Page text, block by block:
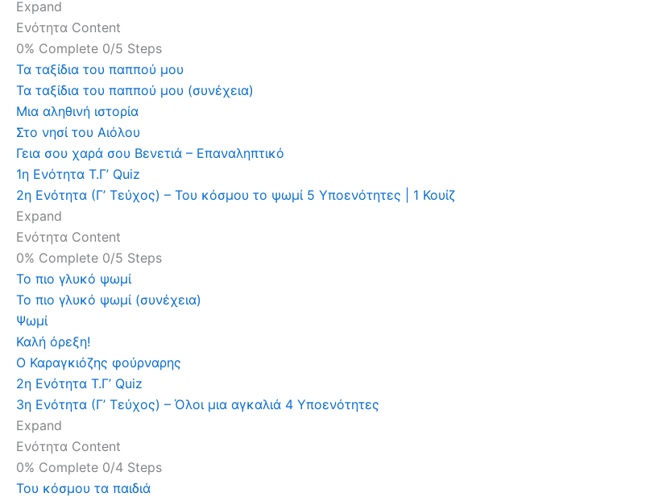
Expand
Ενότητα Content
0% Complete 0/5 Steps
Τα ταξίδια του παππού μου
Τα ταξίδια του παππού μου (συνέχεια)
Μια αληθινή ιστορία
Στο νησί του Αιόλου
Γεια σου χαρά σου Βενετιά – Επαναληπτικό
1η Ενότητα Τ.Γ’ Quiz
2η Ενότητα (Γ’ Τεύχος) – Του κόσμου το ψωμί 5 Υποενότητες
1 Κουίζ
Expand
Ενότητα Content
0% Complete 0/5 Steps
Το πιο γλυκό ψωμί
Το πιο γλυκό ψωμί (συνέχεια)
Ψωμί
Καλή όρεξη!
Ο Καραγκιόζης φούρναρης
2η Ενότητα Τ.Γ’ Quiz
3η Ενότητα (Γ’ Τεύχος) – Όλοι μια αγκαλιά 4 Υποενότητες
Expand
Ενότητα Content
0% Complete 0/4 Steps
Του κόσμου τα παιδιά